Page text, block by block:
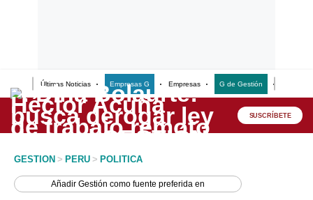
Últimas Noticias Empresas G Empresas G de Gestión
Lo último
Peru Quiosco SUSCRÍBETE
GESTION > PERU > POLITICA
AñadirGestión como fuente preferida en